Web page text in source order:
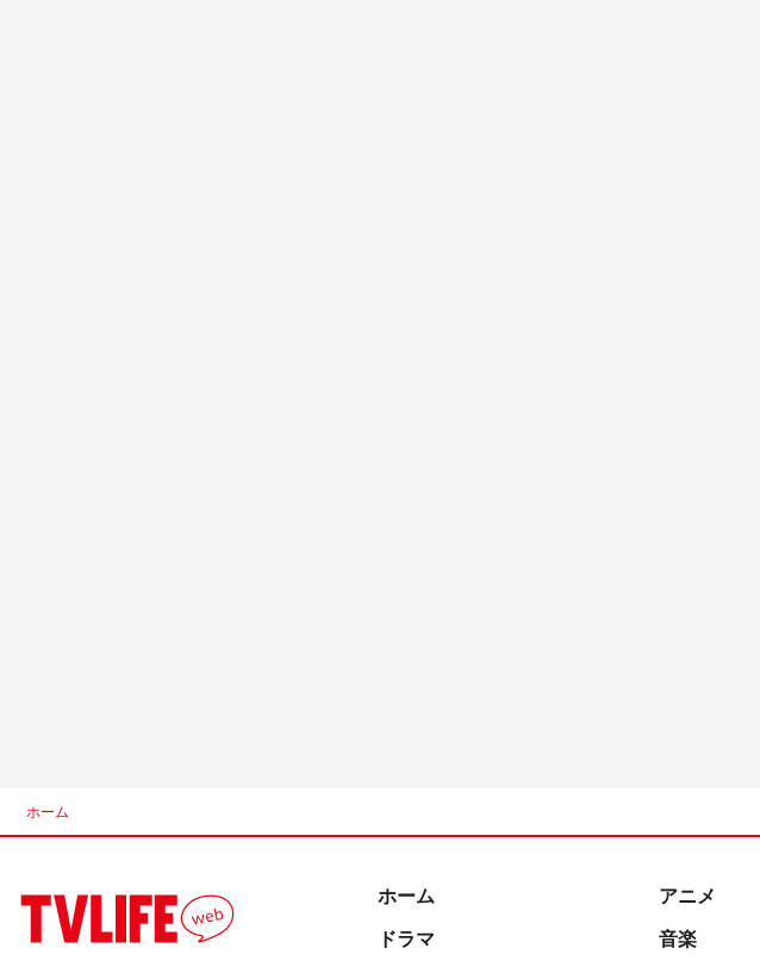
ホーム
ホーム
ドラマ
アニメ
音楽